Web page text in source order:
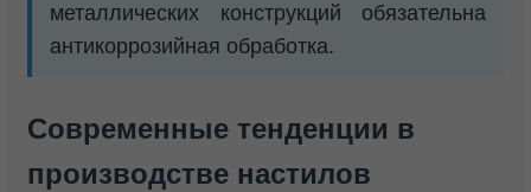
металлических конструкций обязательна
антикоррозийная обработка.
Современные тенденции в
производстве настилов